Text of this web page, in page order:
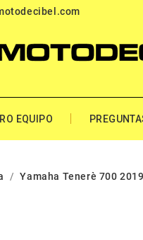
EQUIPO
Yamaha Tenerè 700